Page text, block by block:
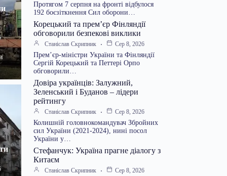
Протягом 7 серпня на фронті відбулося
192 боєзіткнення Сил оборони…
Корецький та прем’єр Фінляндії
обговорили безпекові виклики
Станіслав Скрипник Сер 8, 2026
Прем’єр-міністри України та Фінляндії
Сергій Корецький та Петтері Орпо
обговорили…
Довіра українців: Залужний,
Зеленський і Буданов – лідери
рейтингу
Станіслав Скрипник Сер 8, 2026
Колишній головнокомандувач Збройних
сил України (2021-2024), нині посол
України у…
Стефанчук: Україна прагне діалогу з
Китаєм
Станіслав Скрипник Сер 8, 2026